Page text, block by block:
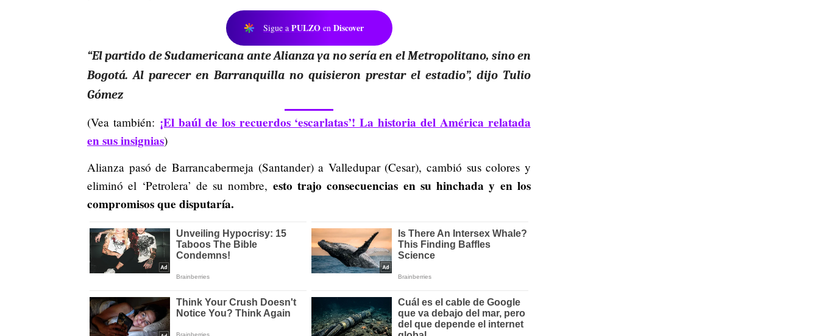
Sigue a PULZO en Discover
“El partido de Sudamericana ante Alianza ya no sería en el Metropolitano, sino en
Bogotá. Al parecer en Barranquilla no quisieron prestar el estadio”, dijo Tulio
Gómez
(Vea también: ¡El baúl de los recuerdos ‘escarlatas’! La historia del América relatada
en sus insignias)
Alianza pasó de Barrancabermeja (Santander) a Valledupar (Cesar), cambió sus colores y
eliminó el ‘Petrolera’ de su nombre, esto trajo consecuencias en su hinchada y en los
compromisos que disputaría.